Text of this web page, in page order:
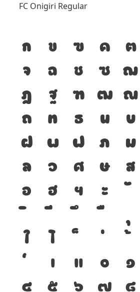
FC Onigiri Regular
ก ข ฃ ค ฅ
จ
ฉ ช ซ ฌ
ฏ
ฐ ฑ ฒ ณ
ถ
ท ธ น บ
ฝ
พ ฟ ภ ม
ล
ว ศ ษ ส
อ
ฮ ฯ ะ
ใ
ไ
เ
แ ๐ ๑
๔
๕ ๖ ๗ ๘